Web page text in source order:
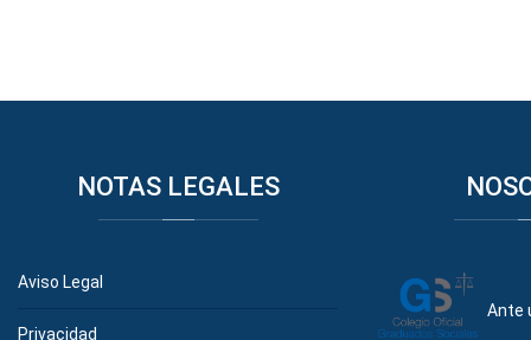
NOTASLEGALES
Aviso Legal
Privacidad
Ante